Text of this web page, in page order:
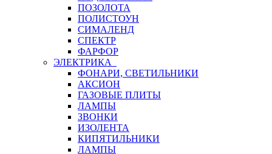
ПОЗОЛОТА
ПОЛИСТОУН
СИМАЛЕНД
СПЕКТР
ФАРФОР
ЭЛЕКТРИКА
ФОНАРИ, СВЕТИЛЬНИКИ
АКСИОН
ГАЗОВЫЕ ПЛИТЫ
ЛАМПЫ
ЗВОНКИ
ИЗОЛЕНТА
КИПЯТИЛЬНИКИ
ЛАМПЫ